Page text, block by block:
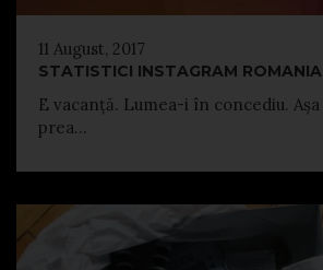
11 August, 2017
STATISTICI INSTAGRAM ROMANIA
E vacanță. Lumea-i în concediu. Așa
prea...